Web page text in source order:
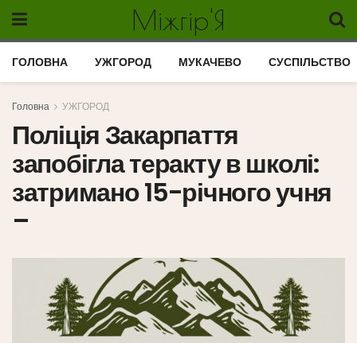
Міжгір'Я
ГОЛОВНА УЖГОРОД МУКАЧЕВО СУСПІЛЬСТВО
Головна УЖГОРОД
Поліція Закарпаття
запобігла теракту в школі:
затримано 15-річного учня
–